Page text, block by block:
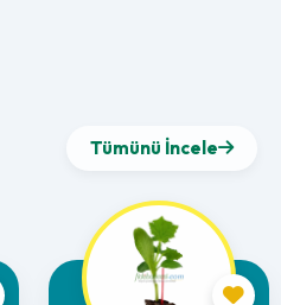
Tümünü İncele